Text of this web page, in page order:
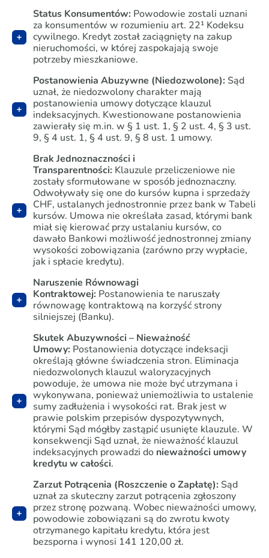
Status Konsumentów: Powodowie zostali uznani
za konsumentów w rozumieniu art. 22¹ Kodeksu
cywilnego. Kredyt został zaciągnięty na zakup
nieruchomości, w której zaspokajają swoje
potrzeby mieszkaniowe.
Postanowienia Abuzywne (Niedozwolone): Sąd
uznał, że niedozwolony charakter mają
postanowienia umowy dotyczące klauzul
indeksacyjnych. Kwestionowane postanowienia
zawierały się m.in. w § 1 ust. 1, § 2 ust. 4, § 3 ust.
9, § 4 ust. 1, § 4 ust. 9, § 8 ust. 1 umowy.
Brak Jednoznaczności i
Transparentności: Klauzule przeliczeniowe nie
zostały sformułowane w sposób jednoznaczny.
Odwoływały się one do kursów kupna i sprzedaży
CHF, ustalanych jednostronnie przez bank w Tabeli
kursów. Umowa nie określała zasad, którymi bank
miał się kierować przy ustalaniu kursów, co
dawało Bankowi możliwość jednostronnej zmiany
wysokości zobowiązania (zarówno przy wypłacie,
jak i spłacie kredytu).
Naruszenie Równowagi
Kontraktowej: Postanowienia te naruszały
równowagę kontraktową na korzyść strony
silniejszej (Banku).
Skutek Abuzywności – Nieważność
Umowy: Postanowienia dotyczące indeksacji
określają główne świadczenia stron. Eliminacja
niedozwolonych klauzul waloryzacyjnych
powoduje, że umowa nie może być utrzymana i
wykonywana, ponieważ uniemożliwia to ustalenie
sumy zadłużenia i wysokości rat. Brak jest w
prawie polskim przepisów dyspozytywnych,
którymi Sąd mógłby zastąpić usunięte klauzule. W
konsekwencji Sąd uznał, że nieważność klauzul
indeksacyjnych prowadzi do nieważności umowy
kredytu w całości.
Zarzut Potrącenia (Roszczenie o Zapłatę): Sąd
uznał za skuteczny zarzut potrącenia zgłoszony
przez stronę pozwaną. Wobec nieważności umowy,
powodowie zobowiązani są do zwrotu kwoty
otrzymanego kapitału kredytu, która jest
bezsporna i wynosi 141 120,00 zł.